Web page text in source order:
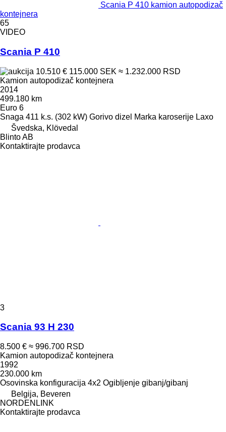
Scania P 410 kamion autopodizač
kontejnera
65
VIDEO
Scania P 410
10.510 € 115.000 SEK ≈ 1.232.000 RSD
Kamion autopodizač kontejnera
2014
499.180 km
Euro 6
Snaga 411 k.s. (302 kW) Gorivo dizel Marka karoserije Laxo
Švedska, Klövedal
Blinto AB
Kontaktirajte prodavca
3
Scania 93 H 230
8.500 € ≈ 996.700 RSD
Kamion autopodizač kontejnera
1992
230.000 km
Osovinska konfiguracija 4x2 Ogibljenje gibanj/gibanj
Belgija, Beveren
NORDENLINK
Kontaktirajte prodavca